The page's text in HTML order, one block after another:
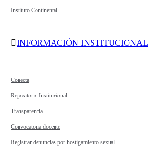
Instituto Continental
INFORMACIÓN INSTITUCIONAL
Conecta
Repositorio Institucional
Transparencia
Convocatoria docente
Registrar denuncias por hostigamiento sexual